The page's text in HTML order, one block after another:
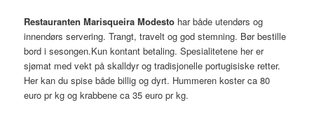
Restauranten Marisqueira Modesto har både utendørs og
innendørs servering. Trangt, travelt og god stemning. Bør bestille
bord i sesongen.Kun kontant betaling. Spesialitetene her er
sjømat med vekt på skalldyr og tradisjonelle portugisiske retter.
Her kan du spise både billig og dyrt. Hummeren koster ca 80
euro pr kg og krabbene ca 35 euro pr kg.